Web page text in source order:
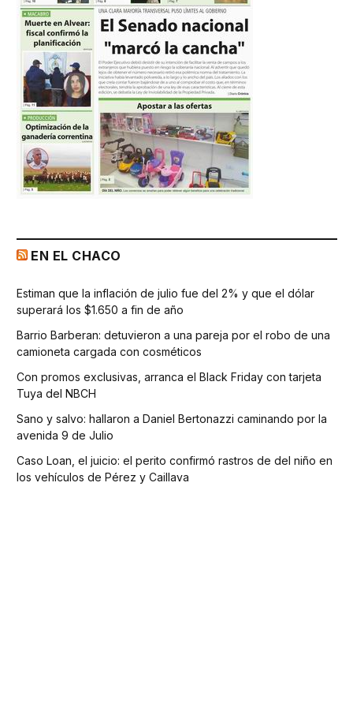
EN EL CHACO
Estiman que la inflación de julio fue del 2% y que el dólar
superará los $1.650 a fin de año
Barrio Barberan: detuvieron a una pareja por el robo de una
camioneta cargada con cosméticos
Con promos exclusivas, arranca el Black Friday con tarjeta
Tuya del NBCH
Sano y salvo: hallaron a Daniel Bertonazzi caminando por la
avenida 9 de Julio
Caso Loan, el juicio: el perito confirmó rastros de del niño en
los vehículos de Pérez y Caillava